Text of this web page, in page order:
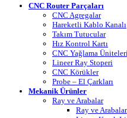
CNC Router Parçaları
CNC Agregalar
Hareketli Kablo Kanalı
Takım Tutucular
Hız Kontrol Kartı
CNC Yağlama Üniteleri
Lineer Ray Stoperi
CNC Körükler
Probe – El Çarkları
Mekanik Ürünler
Ray ve Arabalar
Ray ve Arabalar